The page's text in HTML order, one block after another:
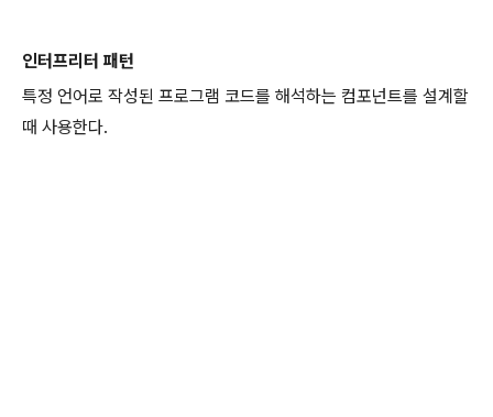
인터프리터 패턴
특정 언어로 작성된 프로그램 코드를 해석하는 컴포넌트를 설계할
때 사용한다.